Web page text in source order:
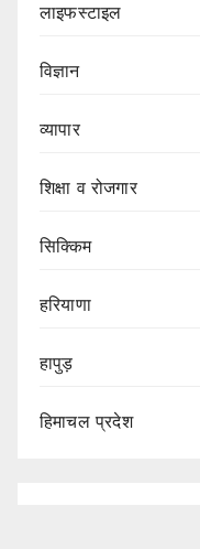
लाइफस्टाइल
विज्ञान
व्यापार
शिक्षा व रोजगार
सिक्किम
हरियाणा
हापुड़
हिमाचल प्रदेश